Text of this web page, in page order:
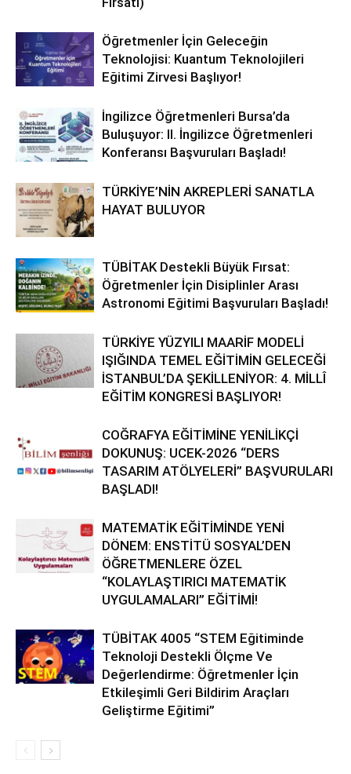
Öğretmenler İçin Geleceğin
Teknolojisi: Kuantum Teknolojileri
Eğitimi Zirvesi Başlıyor!
İngilizce Öğretmenleri Bursa’da
Buluşuyor: II. İngilizce Öğretmenleri
Konferansı Başvuruları Başladı!
TÜRKİYE’NİN AKREPLERİ SANATLA
HAYAT BULUYOR
TÜBİTAK Destekli Büyük Fırsat:
Öğretmenler İçin Disiplinler Arası
Astronomi Eğitimi Başvuruları Başladı!
TÜRKİYE YÜZYILI MAARİF MODELİ
IŞIĞINDA TEMEL EĞİTİMİN GELECEĞİ
İSTANBUL’DA ŞEKİLLENİYOR: 4. MİLLÎ
EĞİTİM KONGRESİ BAŞLIYOR!
COĞRAFYA EĞİTİMİNE YENİLİKÇİ
DOKUNUŞ: UCEK-2026 “DERS
TASARIM ATÖLYELERİ” BAŞVURULARI
BAŞLADI!
MATEMATİK EĞİTİMİNDE YENİ
DÖNEM: ENSTİTÜ SOSYAL’DEN
ÖĞRETMENLERE ÖZEL
“KOLAYLAŞTIRICI MATEMATİK
UYGULAMALARI” EĞİTİMİ!
TÜBİTAK 4005 “STEM Eğitiminde
Teknoloji Destekli Ölçme Ve
Değerlendirme: Öğretmenler İçin
Etkileşimli Geri Bildirim Araçları
Geliştirme Eğitimi”